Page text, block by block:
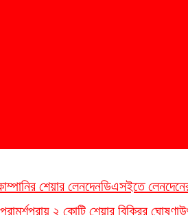
শেয়ার লেনদেনডিএসইতে লেনদেনের
প্রায় ২ কোটি শেয়ার বিক্রির ঘোষণা